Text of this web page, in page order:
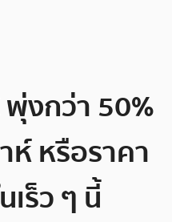
พุ่งกว่า 50%
ห์ หรือราคา
เร็ว ๆ นี้